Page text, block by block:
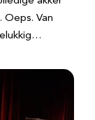
Oeps. Van